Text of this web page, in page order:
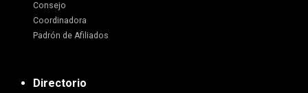
Consejo
Coordinadora
Padrón de Afiliados
Directorio